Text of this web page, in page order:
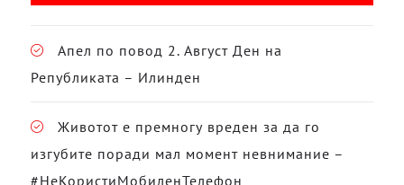
Апел по повод 2. Август Ден на
Републиката – Илинден
Животот е премногу вреден за да го
изгубите поради мал момент невнимание –
#НеКористиМобиленТелефон